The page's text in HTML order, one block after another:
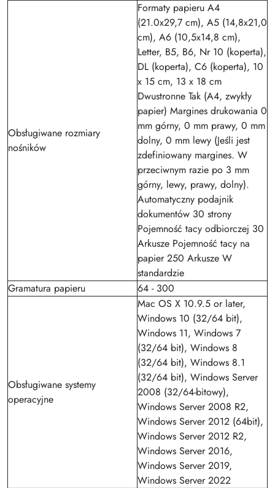
Obsługiwane rozmiary
nośników
Formaty papieru A4
(21.0x29,7 cm), A5 (14,8x21,0
cm), A6 (10,5x14,8 cm),
Letter, B5, B6, Nr 10 (koperta),
DL (koperta), C6 (koperta), 10
x 15 cm, 13 x 18 cm
Dwustronne Tak (A4, zwykły
papier) Margines drukowania 0
mm górny, 0 mm prawy, 0 mm
dolny, 0 mm lewy (Jeśli jest
zdefiniowany margines. W
przeciwnym razie po 3 mm
górny, lewy, prawy, dolny).
Automatyczny podajnik
dokumentów 30 strony
Pojemność tacy odbiorczej 30
Arkusze Pojemność tacy na
papier 250 Arkusze W
standardzie
Gramatura papieru
64 - 300
Obsługiwane systemy
operacyjne
Mac OS X 10.9.5 or later,
Windows 10 (32/64 bit),
Windows 11, Windows 7
(32/64 bit), Windows 8
(32/64 bit), Windows 8.1
(32/64 bit), Windows Server
2008 (32/64-bitowy),
Windows Server 2008 R2,
Windows Server 2012 (64bit),
Windows Server 2012 R2,
Windows Server 2016,
Windows Server 2019,
Windows Server 2022